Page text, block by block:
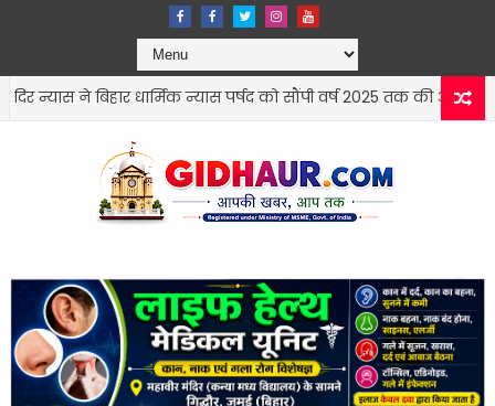
धार्मिक न्यास पर्षद को सौंपी वर्ष 2025 तक की अद्यतन रिपोर्ट